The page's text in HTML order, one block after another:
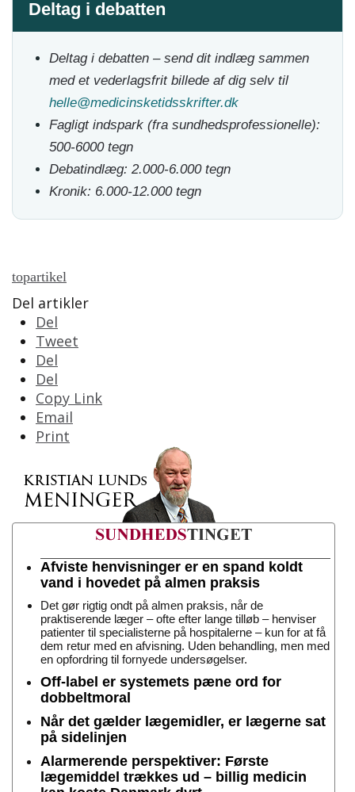
Deltag i debatten
Deltag i debatten – send dit indlæg sammen
med et vederlagsfrit billede af dig selv til
helle@medicinsketidsskrifter.dk
Fagligt indspark (fra sundhedsprofessionelle):
500-6000 tegn
Debatindlæg: 2.000-6.000 tegn
Kronik: 6.000-12.000 tegn
topartikel
Del artikler
Del
Tweet
Del
Del
Copy Link
Email
Print
Afviste henvisninger er en spand koldt
vand i hovedet på almen praksis
Det gør rigtig ondt på almen praksis, når de
praktiserende læger – ofte efter lange tilløb – henviser
patienter til specialisterne på hospitalerne – kun for at få
dem retur med en afvisning. Uden behandling, men med
en opfordring til fornyede undersøgelser.
Off-label er systemets pæne ord for
dobbeltmoral
Når det gælder lægemidler, er lægerne sat
på sidelinjen
Alarmerende perspektiver: Første
lægemiddel trækkes ud – billig medicin